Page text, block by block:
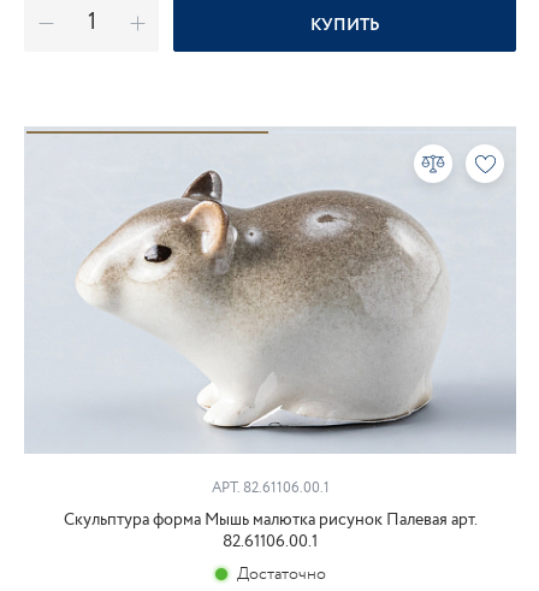
КУПИТЬ
АРТ. 82.61106.00.1
Скульптура форма Мышь малютка рисунок Палевая арт.
82.61106.00.1
Достаточно